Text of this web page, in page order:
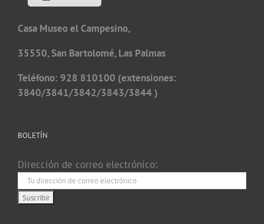
Casa Museo el Campesino,
35550, San Bartolomé, Las Palmas
Teléfono: 928 810100 (extensiones:
3840/3841/3842/3843/3844 )
BOLETÍN
Dirección de correo electrónico: